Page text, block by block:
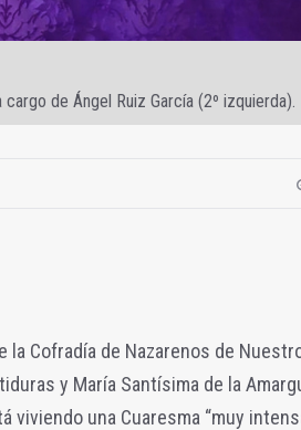
de Ángel Ruiz García (2º izquierda).
la Cofradía de Nazarenos de
y María Santísima de la
viviendo una Cuaresma “muy